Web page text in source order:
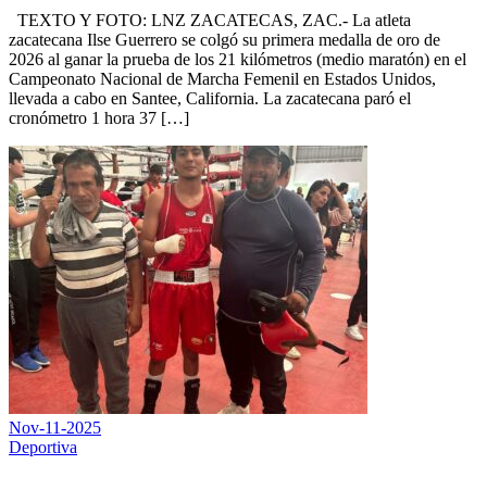
TEXTO Y FOTO: LNZ ZACATECAS, ZAC.- La atleta
zacatecana Ilse Guerrero se colgó su primera medalla de oro de
2026 al ganar la prueba de los 21 kilómetros (medio maratón) en el
Campeonato Nacional de Marcha Femenil en Estados Unidos,
llevada a cabo en Santee, California. La zacatecana paró el
cronómetro 1 hora 37 […]
Nov-11-2025
Deportiva